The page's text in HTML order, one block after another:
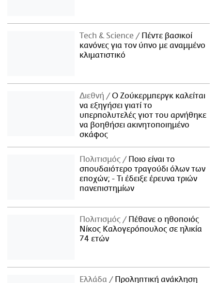
Τech & Science
Πέντε βασικοί
κανόνες για τον ύπνο με αναμμένο
κλιματιστικό
Διεθνή
Ο Ζούκερμπεργκ καλείται
να εξηγήσει γιατί το
υπερπολυτελές γιοτ του αρνήθηκε
να βοηθήσει ακινητοποιημένο
σκάφος
Πολιτισμός
Ποιο είναι το
σπουδαιότερο τραγούδι όλων των
εποχών; - Τι έδειξε έρευνα τριών
πανεπιστημίων
Πολιτισμός
Πέθανε ο ηθοποιός
Νίκος Καλογερόπουλος σε ηλικία
74 ετών
Ελλάδα
Προληπτική ανάκληση